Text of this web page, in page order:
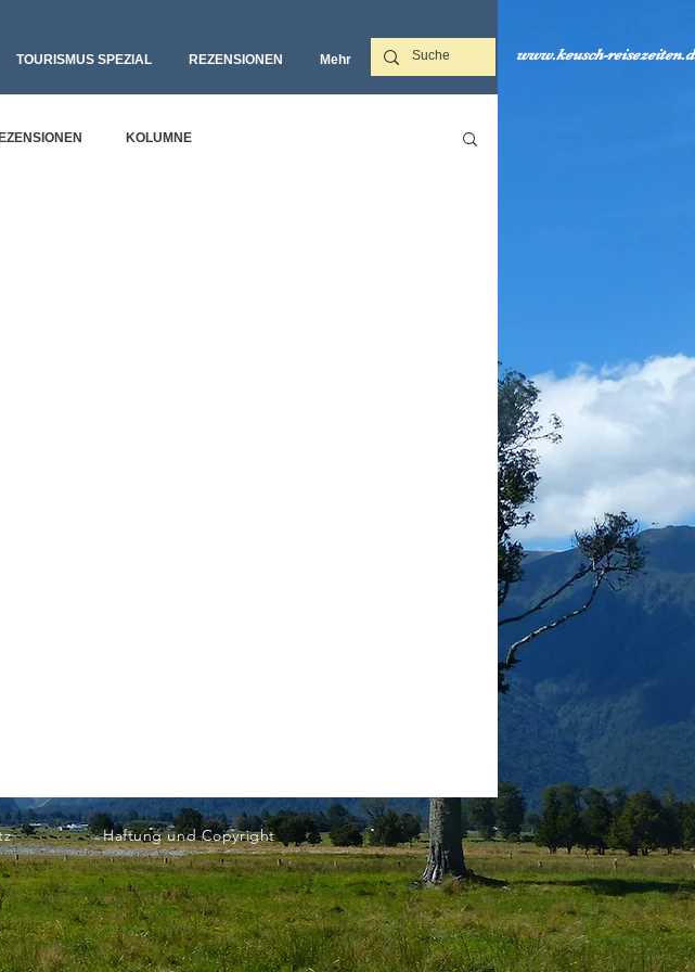
TOURISMUS SPEZIAL REZENSIONEN Mehr‎ www.keusch-
KOLUMNE
Haftung und Copyright